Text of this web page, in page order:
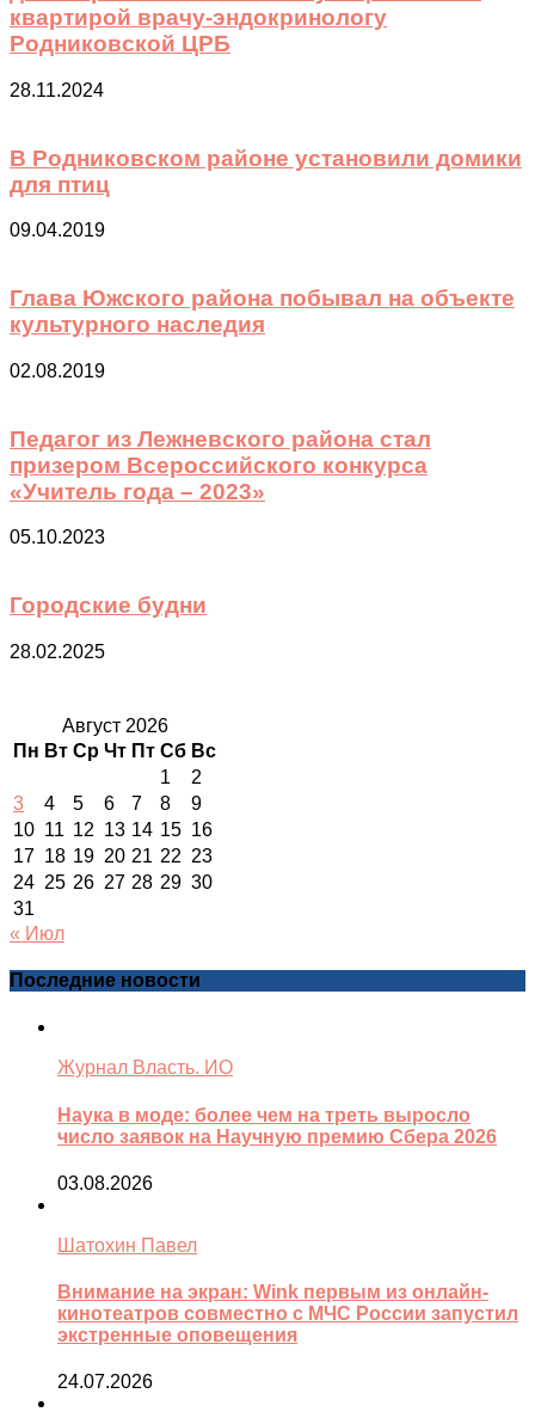
квартирой врачу-эндокринологу
Родниковской ЦРБ
28.11.2024
В Родниковском районе установили домики
для птиц
09.04.2019
Глава Южского района побывал на объекте
культурного наследия
02.08.2019
Педагог из Лежневского района стал
призером Всероссийского конкурса
«Учитель года – 2023»
05.10.2023
Городские будни
28.02.2025
Август 2026
Пн Вт Ср Чт Пт Сб Вс
1
2
3
4 5 6 7 8
9
10 11 12 13 14 15 16
17 18 19 20 21 22 23
24 25 26 27 28 29 30
31
« Июл
Последние новости
Журнал Власть. ИО
Наука в моде: более чем на треть выросло
число заявок на Научную премию Сбера 2026
03.08.2026
Шатохин Павел
Внимание на экран: Wink первым из онлайн-
кинотеатров совместно с МЧС России запустил
экстренные оповещения
24.07.2026